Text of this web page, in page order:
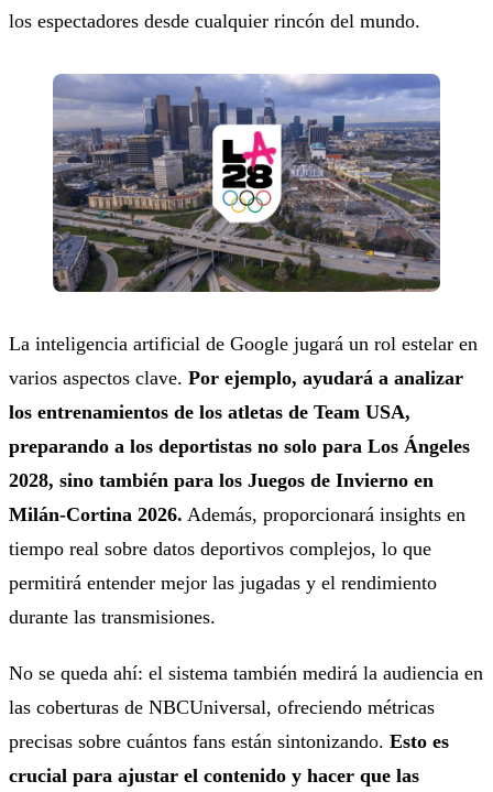
los espectadores desde cualquier rincón del mundo.
La inteligencia artificial de Google jugará un rol estelar en
varios aspectos clave. Por ejemplo, ayudará a analizar
los entrenamientos de los atletas de Team USA,
preparando a los deportistas no solo para Los Ángeles
2028, sino también para los Juegos de Invierno en
Milán-Cortina 2026. Además, proporcionará insights en
tiempo real sobre datos deportivos complejos, lo que
permitirá entender mejor las jugadas y el rendimiento
durante las transmisiones.
No se queda ahí: el sistema también medirá la audiencia en
las coberturas de NBCUniversal, ofreciendo métricas
precisas sobre cuántos fans están sintonizando. Esto es
crucial para ajustar el contenido y hacer que las